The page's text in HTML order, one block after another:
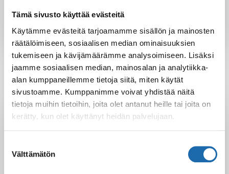
Tämä sivusto käyttää evästeitä
Käytämme evästeitä tarjoamamme sisällön ja mainosten
räätälöimiseen, sosiaalisen median ominaisuuksien
tukemiseen ja kävijämäärämme analysoimiseen. Lisäksi
jaamme sosiaalisen median, mainosalan ja analytiikka-
alan kumppaneillemme tietoja siitä, miten käytät
sivustoamme. Kumppanimme voivat yhdistää näitä
tietoja muihin tietoihin, joita olet antanut heille tai joita on
kerätty, kun olet käyttänyt heidän palvelujaan.
valinta
Välttämätön
Latest Post